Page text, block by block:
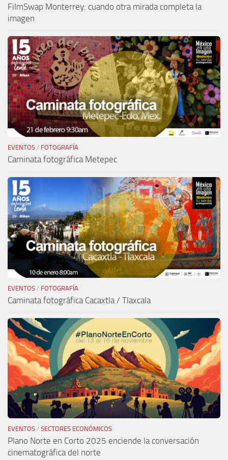
FilmSwap Monterrey: cuando otra mirada completa la
imagen
EVENTOS / FOTOGRAFÍA
Caminata fotográfica Metepec
EVENTOS / FOTOGRAFÍA
Caminata fotográfica Cacaxtla / Tlaxcala
EVENTOS / SECTORES ECONÓMICOS
Plano Norte en Corto 2025 enciende la conversación
cinematográfica del norte